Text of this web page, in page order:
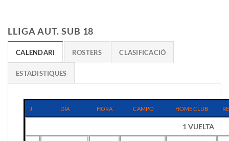
LLIGA AUT. SUB 18
CALENDARI ROSTERS CLASIFICACIÓ
ESTADISTIQUES
J DÍA HORA CAMPO HOME CLUB
1 VUELTA